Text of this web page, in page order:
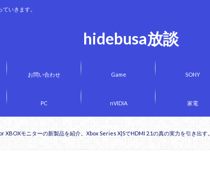
hidebusa放談
いきます。
お問い合わせ Game SONY
PC nVIDIA 家電
XBOXモニターの新製品を紹介。Xbox Series X|SでHDMI 2.1の真の実力を引き出す。